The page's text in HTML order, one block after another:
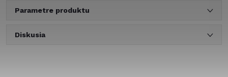
Parametre produktu
Diskusia